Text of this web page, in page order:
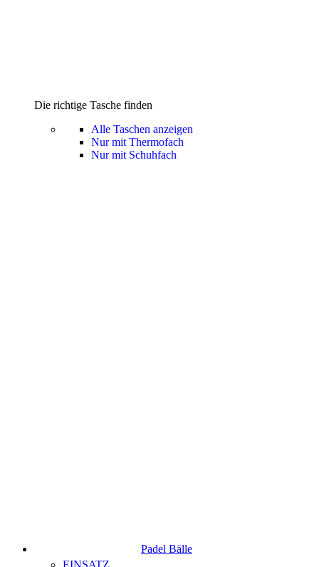
Die richtige Tasche finden
Alle Taschen anzeigen
Nur mit Thermofach
Nur mit Schuhfach
Padel Bälle